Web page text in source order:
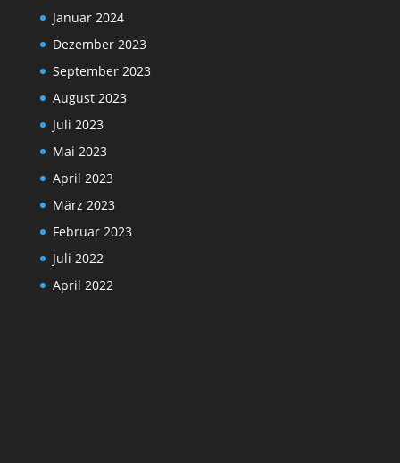
Januar 2024
Dezember 2023
September 2023
August 2023
Juli 2023
Mai 2023
April 2023
März 2023
Februar 2023
Juli 2022
April 2022